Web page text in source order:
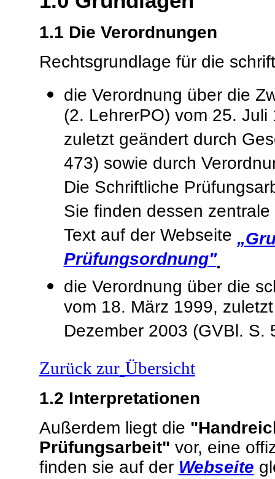
1.1 Die Verordnungen
Rechtsgrundlage für die
die Verordnung über die
(2. LehrerPO) vom 25.
zuletzt geändert durch
473) sowie durch
Die Schriftliche
Sie finden dessen
Text auf der Webseite
Prüfungsordnung".
die Verordnung über die
vom 18. März 1999,
Dezember 2003 (GVBl. S.
Zurück zur Übersicht
1.2 Interpretationen
Außerdem liegt die
Prüfungsarbeit" vor, eine
finden sie auf der Webseite